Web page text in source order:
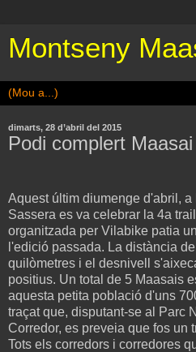
Montseny
dimarts, 28 d’abril del 2015
Podi complert
Aquest últim diumenge d'abril,
Sassera es va celebrar la 4a
organitzada per Vilabike patia
l'edició passada. La distància
quilòmetres i el desnivell
positius. Un total de 5 Maasais
aquesta petita població d'uns
traçat que, disputant-se al Parc
Corredor, es preveia que fos un
Tots els corredors i corredores